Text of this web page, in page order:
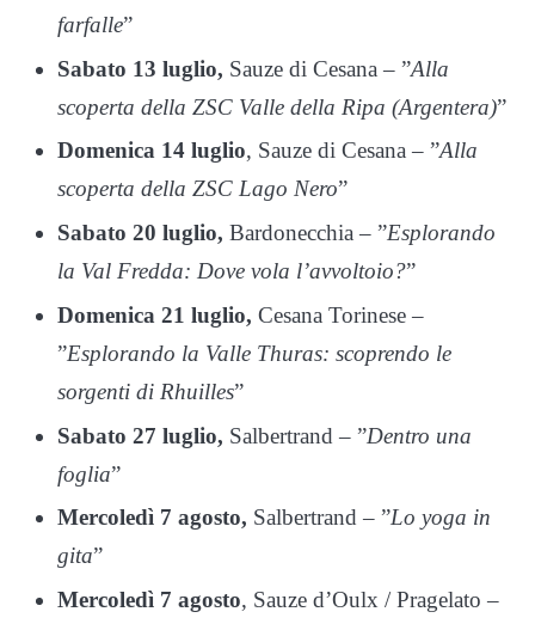
farfalle”
Sabato 13 luglio, Sauze di Cesana – ”Alla
scoperta della ZSC Valle della Ripa (Argentera)”
Domenica 14 luglio, Sauze di Cesana – ”Alla
scoperta della ZSC Lago Nero”
Sabato 20 luglio, Bardonecchia – ”Esplorando
la Val Fredda: Dove vola l’avvoltoio?”
Domenica 21 luglio, Cesana Torinese –
”Esplorando la Valle Thuras: scoprendo le
sorgenti di Rhuilles”
Sabato 27 luglio, Salbertrand – ”Dentro una
foglia”
Mercoledì 7 agosto, Salbertrand – ”Lo yoga in
gita”
Mercoledì 7 agosto, Sauze d’Oulx / Pragelato –